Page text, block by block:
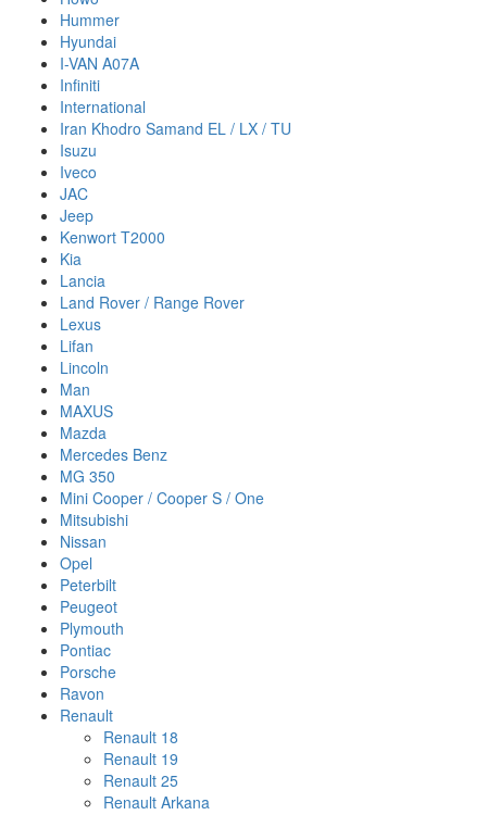
Hummer
Hyundai
I-VAN A07A
Infiniti
International
Iran Khodro Samand EL / LX / TU
Isuzu
Iveco
JAC
Jeep
Kenwort T2000
Kia
Lancia
Land Rover / Range Rover
Lexus
Lifan
Lincoln
Man
MAXUS
Mazda
Mercedes Benz
MG 350
Mini Cooper / Cooper S / One
Mitsubishi
Nissan
Opel
Peterbilt
Peugeot
Plymouth
Pontiac
Porsche
Ravon
Renault
Renault 18
Renault 19
Renault 25
Renault Arkana